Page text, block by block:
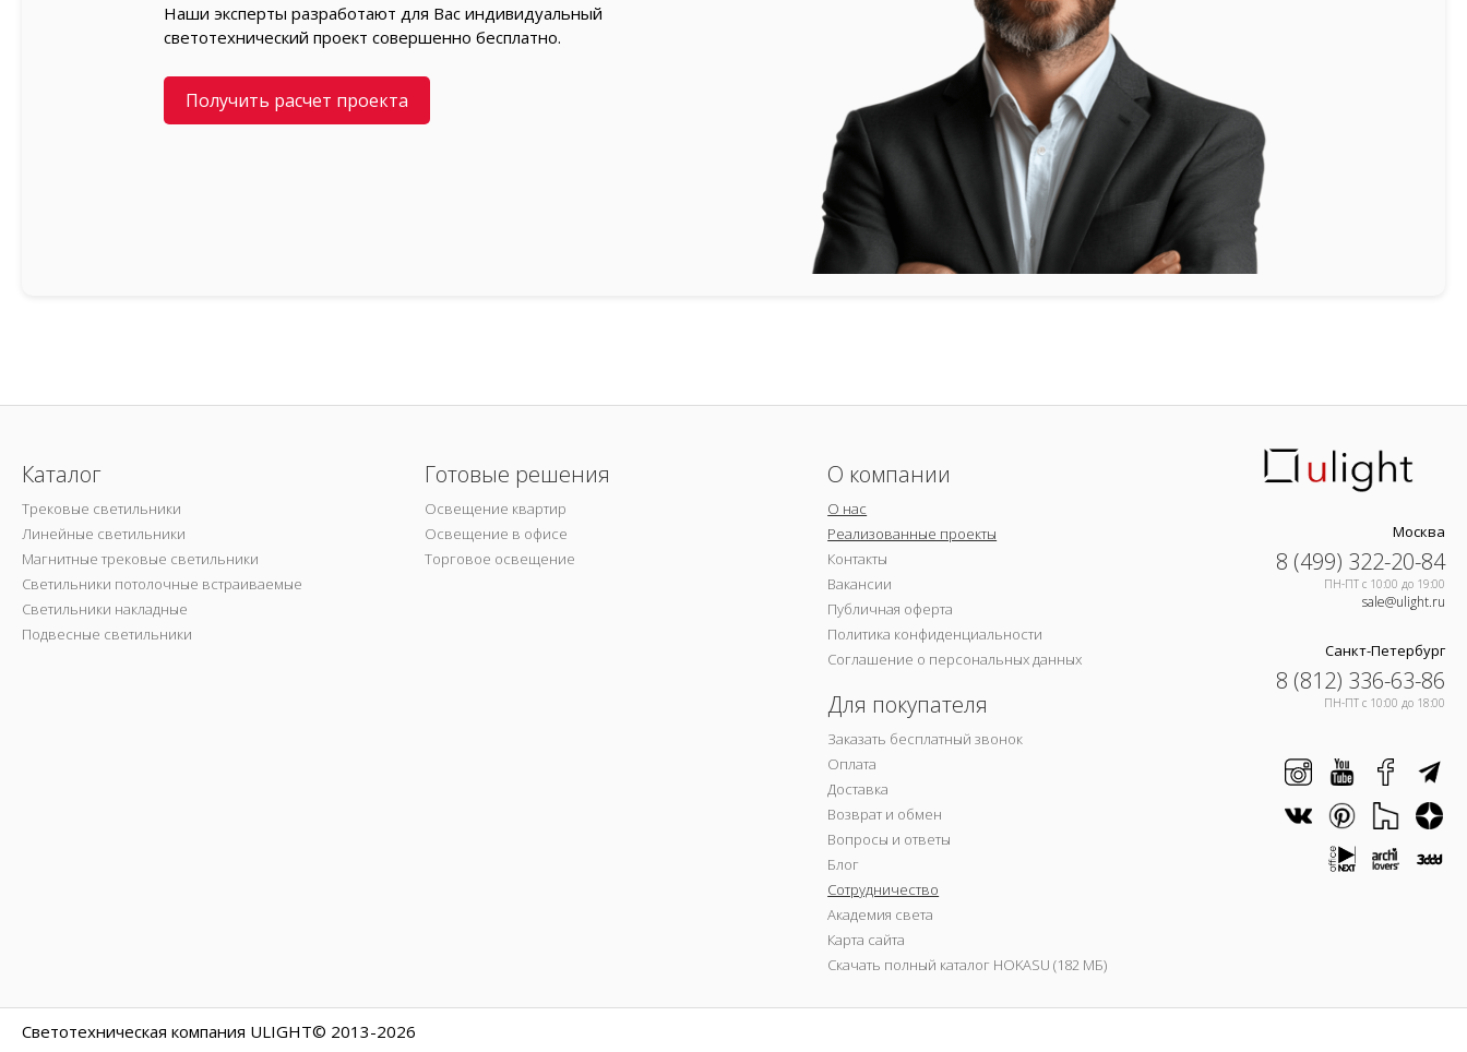
Наши эксперты разработают для Вас индивидуальный
светотехнический проект совершенно бесплатно.
Получить расчет проекта
Каталог
Трековые светильники
Линейные светильники
Магнитные трековые светильники
Светильники потолочные встраиваемые
Светильники накладные
Подвесные светильники
Готовые решения
Освещение квартир
Освещение в офисе
Торговое освещение
О компании
О нас
Реализованные проекты
Контакты
Вакансии
Публичная оферта
Политика конфиденциальности
Соглашение о персональных данных
Для покупателя
Заказать бесплатный звонок
Оплата
Доставка
Возврат и обмен
Вопросы и ответы
Блог
Сотрудничество
Академия света
Карта сайта
Скачать полный каталог HOKASU (182 МБ)
Москва
8 (499) 322-20-84
ПН-ПТ c 10:00 до 19:00
sale@ulight.ru
Санкт-Петербург
8 (812) 336-63-86
ПН-ПТ c 10:00 до 18:00
Светотехническая компания ULIGHT© 2013-2026